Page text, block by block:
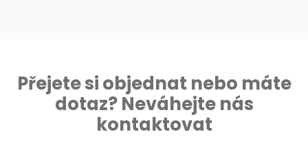
Přejete si objednat nebo máte
dotaz? Neváhejte nás
kontaktovat